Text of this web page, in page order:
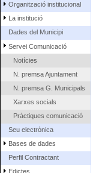
Organització institucional
La institució
Dades del Municipi
Servei Comunicació
Notícies
N. premsa Ajuntament
N. premsa G. Municipals
Xarxes socials
Pràctiques comunicació
Seu electrònica
Bases de dades
Perfil Contractant
Edictes